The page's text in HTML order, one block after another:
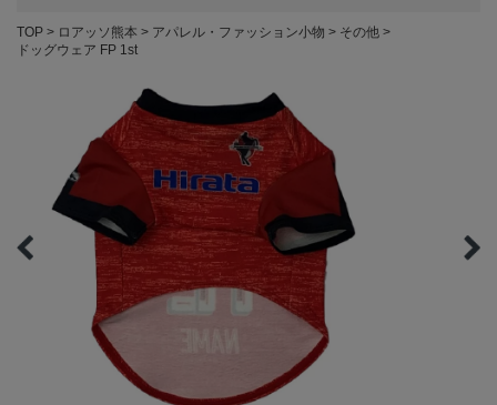
TOP ロアッソ熊本 アパレル・ファッション小物
その他
ドッグウェア FP 1st